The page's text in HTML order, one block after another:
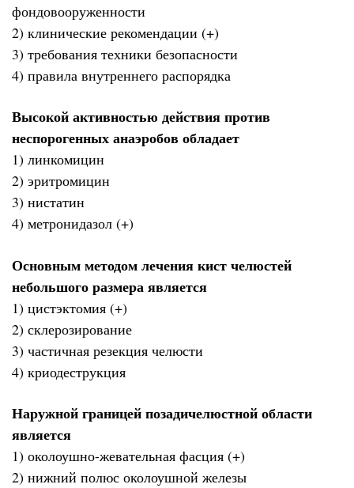
фондовооруженности
2) клинические рекомендации (+)
3) требования техники безопасности
4) правила внутреннего распорядка
Высокой активностью действия против
неспорогенных анаэробов обладает
1) линкомицин
2) эритромицин
3) нистатин
4) метронидазол (+)
Основным методом лечения кист челюстей
небольшого размера является
1) цистэктомия (+)
2) склерозирование
3) частичная резекция челюсти
4) криодеструкция
Наружной границей позадичелюстной области
является
1) околоушно-жевательная фасция (+)
2) нижний полюс околоушной железы